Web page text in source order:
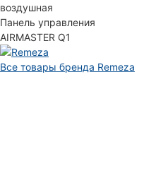
воздушная
Панель управления
AIRMASTER Q1
Все товары бренда Remeza